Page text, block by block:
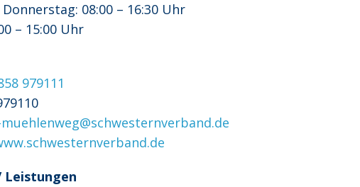
08:00 – 16:30 Uhr
– 15:00 Uhr
979111